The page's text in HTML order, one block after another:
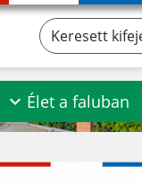
Keresett
Élet a faluban